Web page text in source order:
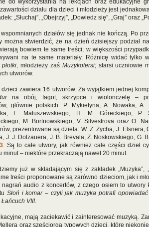
do wykorzystania na lekcjach oraz edukacyjne
działu dla dzieci i młodzieży jest
„Słuchaj”, „Obejrzyj”, „Dowiedz się”, „Graj” oraz
działów się jednak nie kończą. Po
można stwierdzić, że na dzień dzisiejszy podział
bowiem te same treści; w większości
na te same materiały. Różnicę widać tylko
, młodzieży zaś Muzykotersi; starsi uczniowie
utworów.
dzieci zawiera 16 utworów. Za wyjątkiem jednej
na obój, fagot, skrzypce i wiolonczelę –
głównie polskich: P. Mykietyna, A. Nowaka, A.
F. Matuszewskiego, H. M. Góreckiego, P.
M. Bortnowskiego, V. Silvestrova oraz O.
prezentowane są dzieła: W. Z. Zycha, J. Elsnera,
J. J. Dotzauera, J. B. Brevala, Z. Noskowskiego, G.
3. Są to całe utwory, jak również całe części dzieł
minut – niektóre przekraczają nawet 20 minut.
już w składającym się z zakładek „Muzyka”,
treści proponowane są zarówno dzieciom, jak i
audio z koncertów, z czego osiem to utwory
Słoń i komar – czyli jak muzyka potrafi opowiadać
Łańcuch VIII.
mają zaciekawić i zainteresować muzyką.
oraz sześciorga typowych dzieci, które